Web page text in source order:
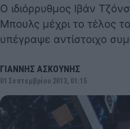
Ο ιδιόρρυθμος Ιβάν
Μπουλς μέχρι το τέλος
υπέγραψε αντίστοιχο
ΓΙΑΝΝΗΣ ΑΣΚΟΥΝΗΣ
01 Σεπτεμβρίου 2013, 01:15